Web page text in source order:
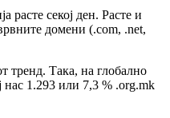
расте секој ден. Расте и
домени (.com, .net,
тренд. Така, на глобално
нас 1.293 или 7,3 % .org.mk